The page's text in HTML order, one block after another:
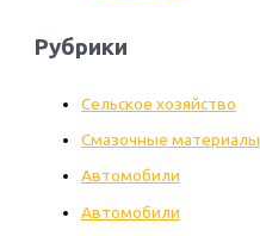
Рубрики
Cельское хозяйство
Cмазочные материалы
Автомобили
Автомобили